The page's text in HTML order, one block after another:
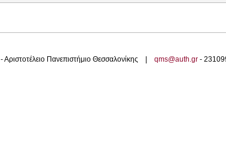
- Αριστοτέλειο Πανεπιστήμιο Θεσσαλονίκης | qms@auth.gr -